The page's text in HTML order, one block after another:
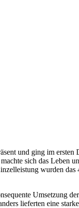
und ging im
sich das Leben
wurden
Umsetzung
lieferten eine